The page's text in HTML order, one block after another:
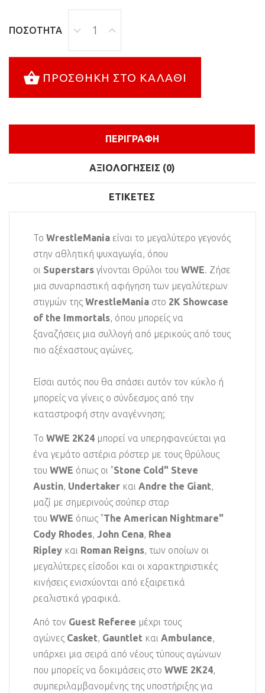
ΠΟΣΌΤΗΤΑ
ΠΡΟΣΘΉΚΗ ΣΤΟ ΚΑΛΆΘΙ
ΠΕΡΙΓΡΑΦΉ
ΑΞΙΟΛΟΓΉΣΕΙΣ (0)
ΕΤΙΚΈΤΕΣ
Το WrestleMania είναι το μεγαλύτερο γεγονός
στην αθλητική ψυχαγωγία, όπου
οι Superstars γίνονται Θρύλοι του WWE. Ζήσε
μια συναρπαστική αφήγηση των μεγαλύτερων
στιγμών της WrestleMania στο 2K Showcase
of the Immortals, όπου μπορείς να
ξαναζήσεις μια συλλογή από μερικούς από τους
πιο αξέχαστους αγώνες.
Είσαι αυτός που θα σπάσει αυτόν τον κύκλο ή
μπορείς να γίνεις ο σύνδεσμος από την
καταστροφή στην αναγέννηση;
Το WWE 2K24 μπορεί να υπερηφανεύεται για
ένα γεμάτο αστέρια ρόστερ με τους θρύλους
του WWE όπως οι "Stone Cold" Steve
Austin, Undertaker και Andre the Giant,
μαζί με σημερινούς σούπερ σταρ
του WWE όπως "The American Nightmare"
Cody Rhodes, John Cena, Rhea
Ripley και Roman Reigns, των οποίων οι
μεγαλύτερες είσοδοι και οι χαρακτηριστικές
κινήσεις ενισχύονται από εξαιρετικά
ρεαλιστικά γραφικά.
Από τον Guest Referee μέχρι τους
αγώνες Casket, Gauntlet και Ambulance,
υπάρχει μια σειρά από νέους τύπους αγώνων
που μπορείς να δοκιμάσεις στο WWE 2K24,
συμπεριλαμβανομένης της υποστήριξης για